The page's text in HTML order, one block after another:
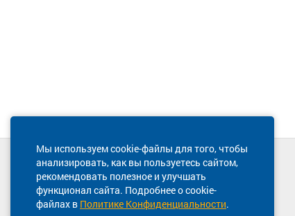
Мы используем cookie-файлы для того, чтобы
анализировать, как вы пользуетесь сайтом,
рекомендовать полезное и улучшать
функционал сайта. Подробнее о cookie-
файлах в Политике Конфиденциальности.
Техническая поддержка сайта
8 800 600-03-38